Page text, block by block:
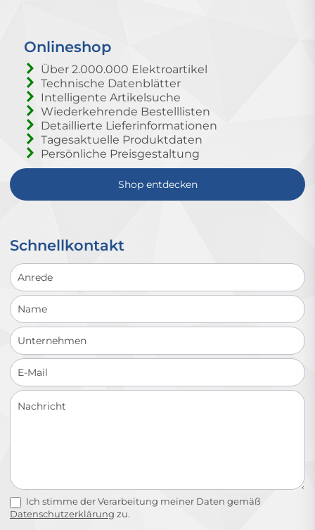
Onlineshop
Über 2.000.000 Elektroartikel
Technische Datenblätter
Intelligente Artikelsuche
Wiederkehrende Bestelllisten
Detaillierte Lieferinformationen
Tagesaktuelle Produktdaten
Persönliche Preisgestaltung
Shop entdecken
Schnellkontakt
Schnellkontakt
Ich stimme der Verarbeitung meiner Daten gemäß
Datenschutzerklärung zu.